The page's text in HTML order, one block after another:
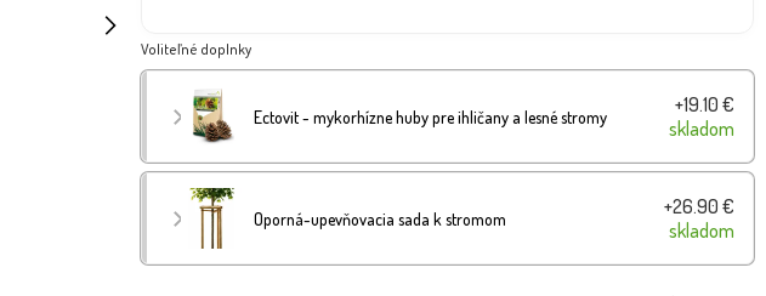
Voliteľné doplnky
Ectovit - mykorhízne huby pre ihličany a lesné stromy
+19.10 €
skladom
Oporná-upevňovacia sada k stromom
+26.90 €
skladom